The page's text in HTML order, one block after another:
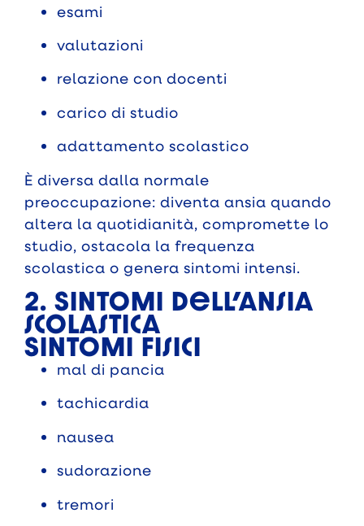
esami
valutazioni
relazione con docenti
carico di studio
adattamento scolastico
È diversa dalla normale
preoccupazione: diventa ansia quando
altera la quotidianità, compromette lo
studio, ostacola la frequenza
scolastica o genera sintomi intensi.
2. Sintomi dell’ansia
scolastica
Sintomi fisici
mal di pancia
tachicardia
nausea
sudorazione
tremori